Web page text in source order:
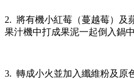
2. 將有機小紅莓（蔓越莓）及
果汁機中打成果泥一起倒入鍋
3. 轉成小火並加入纖維粉及原